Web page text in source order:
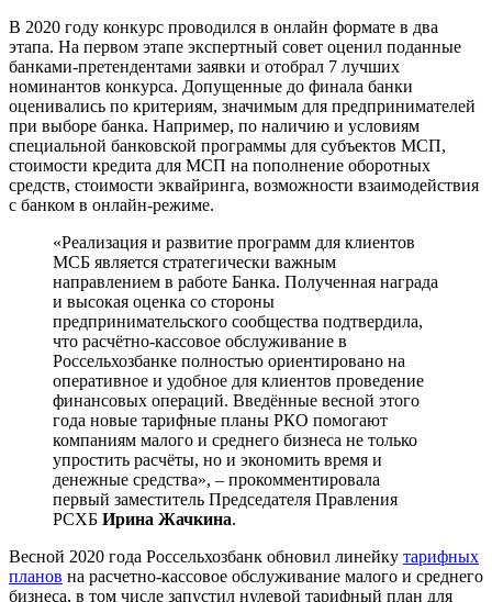
В 2020 году конкурс проводился в онлайн формате в два
этапа. На первом этапе экспертный совет оценил поданные
банками-претендентами заявки и отобрал 7 лучших
номинантов конкурса. Допущенные до финала банки
оценивались по критериям, значимым для предпринимателей
при выборе банка. Например, по наличию и условиям
специальной банковской программы для субъектов МСП,
стоимости кредита для МСП на пополнение оборотных
средств, стоимости эквайринга, возможности взаимодействия
с банком в онлайн-режиме.
«Реализация и развитие программ для клиентов
МСБ является стратегически важным
направлением в работе Банка. Полученная награда
и высокая оценка со стороны
предпринимательского сообщества подтвердила,
что расчётно-кассовое обслуживание в
Россельхозбанке полностью ориентировано на
оперативное и удобное для клиентов проведение
финансовых операций. Введённые весной этого
года новые тарифные планы РКО помогают
компаниям малого и среднего бизнеса не только
упростить расчёты, но и экономить время и
денежные средства», – прокомментировала
первый заместитель Председателя Правления
РСХБ Ирина Жачкина.
Весной 2020 года Россельхозбанк обновил линейку тарифных
планов на расчетно-кассовое обслуживание малого и среднего
бизнеса, в том числе запустил нулевой тарифный план для